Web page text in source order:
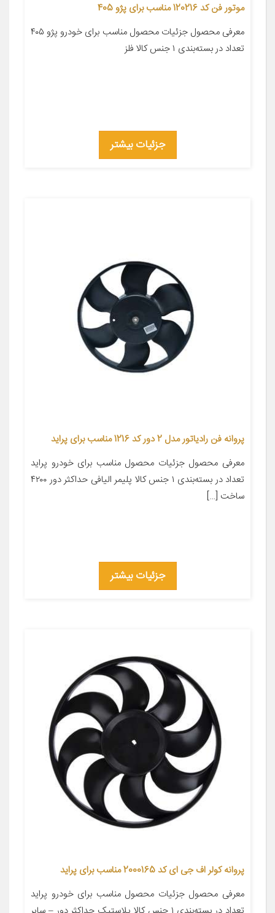
موتور فن کد 120216 مناسب برای پژو 405
معرفی محصول جزئیات محصول مناسب برای خودرو پژو ۴۰۵
تعداد در بسته‌بندی ۱ جنس کالا فلز
جزئیات بیشتر
پروانه فن رادیاتور مدل 2 دور کد 1216 مناسب برای پراید
معرفی محصول جزئیات محصول مناسب برای خودرو پراید
تعداد در بسته‌بندی ۱ جنس کالا پلیمر الیافی حداکثر دور ۴۲۰۰
ساخت […]
جزئیات بیشتر
پروانه کولر اف جی ای کد 2000165 مناسب برای پراید
معرفی محصول جزئیات محصول مناسب برای خودرو پراید